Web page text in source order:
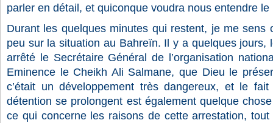
parler en détail, et quiconque voudra nous entendre
Durant les quelques minutes qui restent, je me sens
peu sur la situation au Bahreïn. Il y a quelques jours,
arrêté le Secrétaire Général de l’organisation
Eminence le Cheikh Ali Salmane, que Dieu le
c’était un développement très dangereux, et le
détention se prolongent est également quelque
ce qui concerne les raisons de cette arrestation, tout